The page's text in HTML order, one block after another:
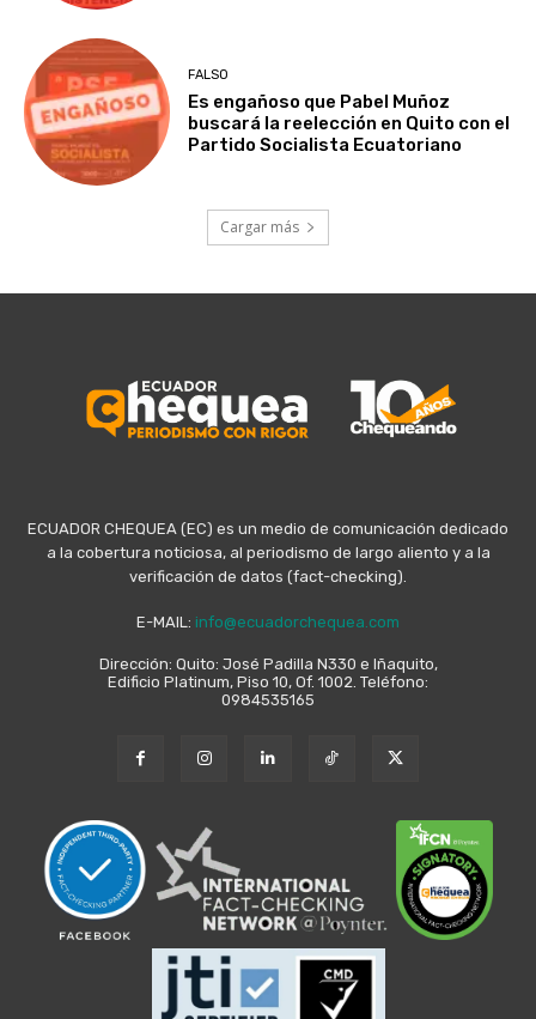
FALSO
Es engañoso que Pabel Muñoz
buscará la reelección en Quito con el
Partido Socialista Ecuatoriano
Cargar más
ECUADOR CHEQUEA (EC) es un medio de comunicación dedicado
a la cobertura noticiosa, al periodismo de largo aliento y a la
verificación de datos (fact-checking).
E-MAIL: info@ecuadorchequea.com
Dirección: Quito: José Padilla N330 e Iñaquito,
Edificio Platinum, Piso 10, Of. 1002. Teléfono:
0984535165